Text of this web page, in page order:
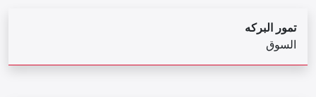
تمور البركه
السوق